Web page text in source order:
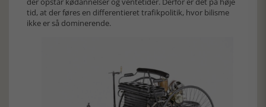
tid, at der føres en differentieret trafikpolitik, hvor bilisme
ikke er så dominerende.